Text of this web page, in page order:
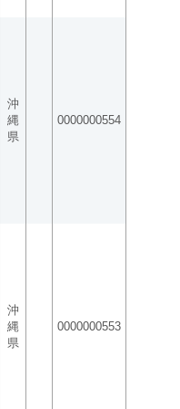
沖
縄
県
0000000554
沖
縄
県
0000000553